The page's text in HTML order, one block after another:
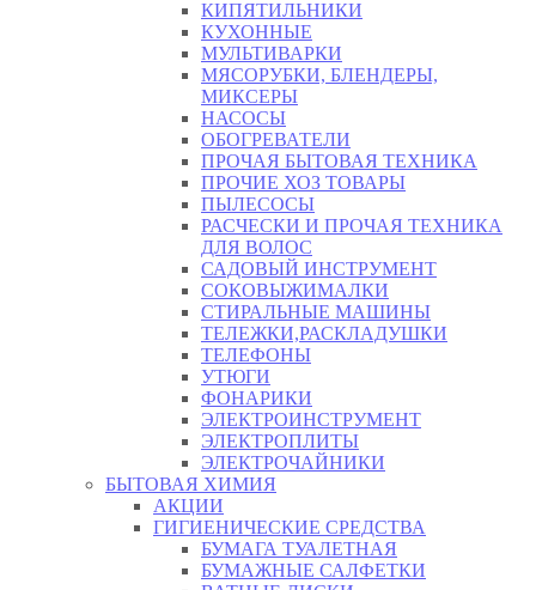
КИПЯТИЛЬНИКИ
КУХОННЫЕ
МУЛЬТИВАРКИ
МЯСОРУБКИ, БЛЕНДЕРЫ,
МИКСЕРЫ
НАСОСЫ
ОБОГРЕВАТЕЛИ
ПРОЧАЯ БЫТОВАЯ ТЕХНИКА
ПРОЧИЕ ХОЗ ТОВАРЫ
ПЫЛЕСОСЫ
РАСЧЕСКИ И ПРОЧАЯ ТЕХНИКА
ДЛЯ ВОЛОС
САДОВЫЙ ИНСТРУМЕНТ
СОКОВЫЖИМАЛКИ
СТИРАЛЬНЫЕ МАШИНЫ
ТЕЛЕЖКИ,РАСКЛАДУШКИ
ТЕЛЕФОНЫ
УТЮГИ
ФОНАРИКИ
ЭЛЕКТРОИНСТРУМЕНТ
ЭЛЕКТРОПЛИТЫ
ЭЛЕКТРОЧАЙНИКИ
БЫТОВАЯ ХИМИЯ
АКЦИИ
ГИГИЕНИЧЕСКИЕ СРЕДСТВА
БУМАГА ТУАЛЕТНАЯ
БУМАЖНЫЕ САЛФЕТКИ